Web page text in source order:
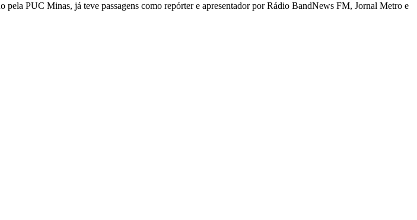
PUC Minas, já teve passagens como repórter e apresentador por Rádio BandNews FM, Jornal Metro e